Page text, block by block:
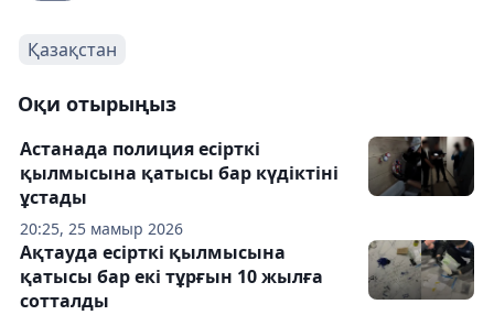
Қазақстан
Оқи отырыңыз
20:25, 25 мамыр 2026
Астанада полиция есірткі
қылмысына қатысы бар күдіктіні
ұстады
Ақтауда есірткі қылмысына
қатысы бар екі тұрғын 10 жылға
сотталды